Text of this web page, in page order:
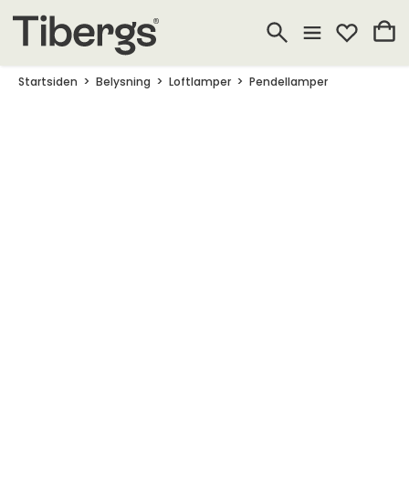
Startsiden Belysning Loftlamper Pendellamper